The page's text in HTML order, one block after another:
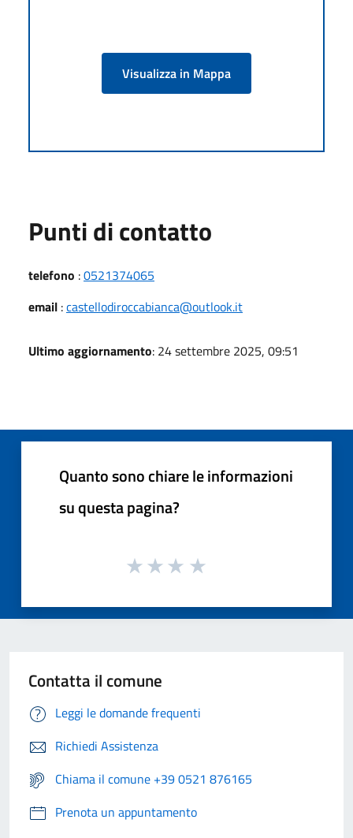
Visualizza in Mappa
Punti di contatto
telefono :0521374065
email :castellodiroccabianca@outlook.it
Ultimo aggiornamento: 24 settembre 2025, 09:51
Quanto sono chiare le informazioni
su questa pagina?
Contatta il comune
Leggi le domande frequenti
Richiedi Assistenza
Chiama il comune +39 0521 876165
Prenota un appuntamento